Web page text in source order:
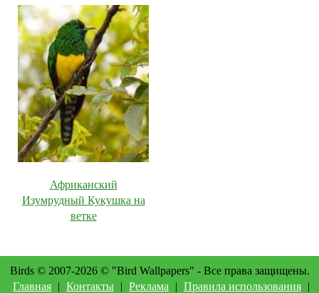
Африканский
Изумрудный Кукушка на
ветке
Birds © 2007-2026 © "Bird Wallpapers" - Все права защищены.
Главная | Контакты | Реклама | Правила использования |